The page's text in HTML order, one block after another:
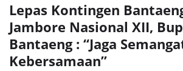
Lepas Kontingen
Jambore Nasional XII,
Bantaeng : “Jaga
Kebersamaan”